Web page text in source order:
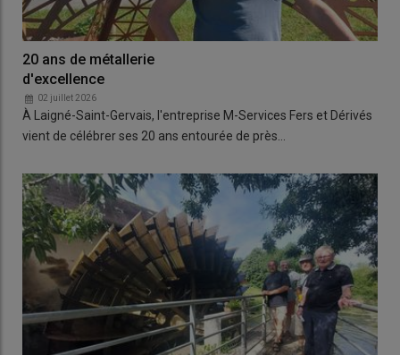
20 ans de métallerie
d'excellence
02 juillet 2026
À Laigné-Saint-Gervais, l'entreprise M-Services Fers et Dérivés
vient de célébrer ses 20 ans entourée de près…